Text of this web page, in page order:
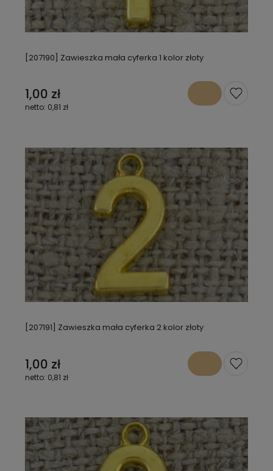
[207190] Zawieszka mała cyferka 1 kolor złoty
1,00 zł
0,81 zł
[207191] Zawieszka mała cyferka 2 kolor złoty
1,00 zł
0,81 zł